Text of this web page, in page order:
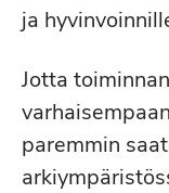
ja
Jotta
paremmin